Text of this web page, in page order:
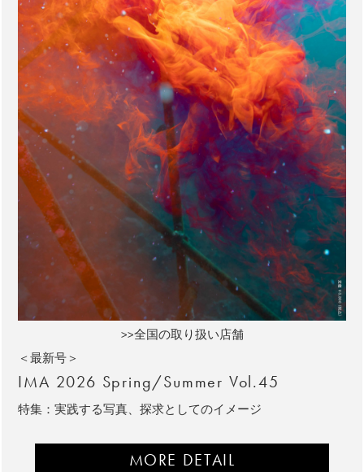
>>全国の取り扱い店舗
＜最新号＞
IMA 2026 Spring/Summer Vol.45
特集：実践する写真、探求としてのイメージ
MORE DETAIL